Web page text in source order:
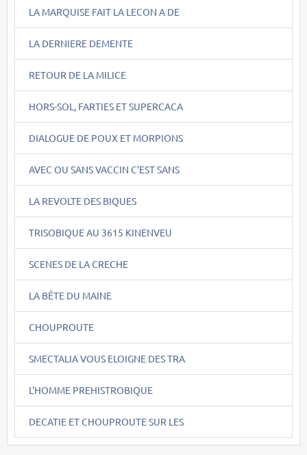
LA MARQUISE FAIT LA LECON A DE
LA DERNIERE DEMENTE
RETOUR DE LA MILICE
HORS-SOL, FARTIES ET SUPERCACA
DIALOGUE DE POUX ET MORPIONS
AVEC OU SANS VACCIN C'EST SANS
LA REVOLTE DES BIQUES
TRISOBIQUE AU 3615 KINENVEU
SCENES DE LA CRECHE
LA BÊTE DU MAINE
CHOUPROUTE
SMECTALIA VOUS ELOIGNE DES TRA
L'HOMME PREHISTROBIQUE
DECATIE ET CHOUPROUTE SUR LES